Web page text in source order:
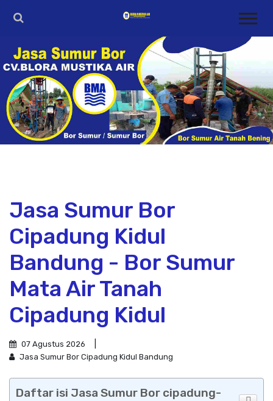
Jasa Sumur Bor
Cipadung Kidul
Bandung - Bor Sumur
Mata Air Tanah
Cipadung Kidul
07 Agustus 2026
Jasa Sumur Bor Cipadung Kidul Bandung
Daftar isi Jasa Sumur Bor cipadung-